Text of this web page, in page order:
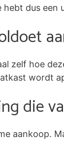
hebt dus
zelf hoe
wordt
die
aankoop.